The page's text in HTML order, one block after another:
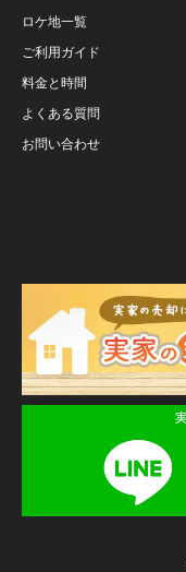
ロケ地一覧
ご利用ガイド
料金と時間
よくある質問
お問い合わせ